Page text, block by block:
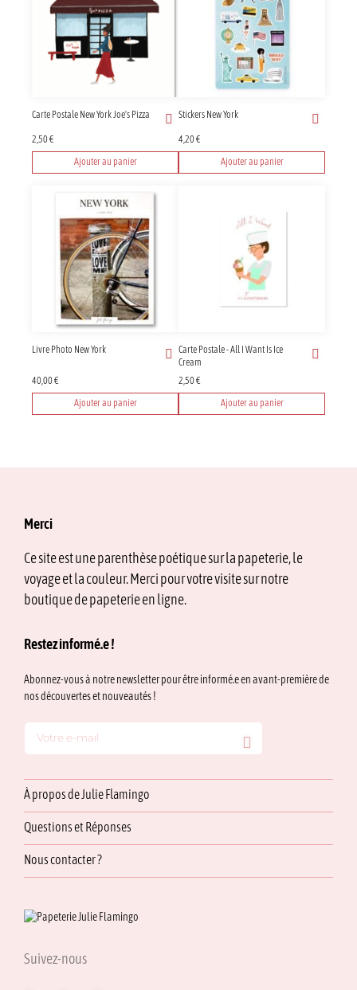
Carte Postale New York Joe's Pizza
2,50€
Ajouter au panier
Stickers New York
4,20€
Ajouter au panier
Livre Photo New York
40,00€
Ajouter au panier
Carte Postale - All I Want Is Ice
Cream
2,50€
Ajouter au panier
Merci
Ce site est une parenthèse poétique sur la papeterie, le
voyage et la couleur. Merci pour votre visite sur notre
boutique de papeterie en ligne.
Restez informé.e !
Abonnez-vous à notre newsletter pour être informé.e en avant-première de
nos découvertes et nouveautés !
À propos de Julie Flamingo
Questions et Réponses
Nous contacter ?
Suivez-nous